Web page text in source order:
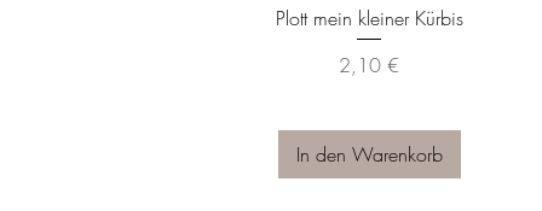
Schnellansicht
Plott mein kleiner Kürbis
Preis
2,10 €
In den Warenkorb